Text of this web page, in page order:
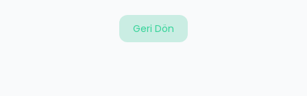
Geri Dön